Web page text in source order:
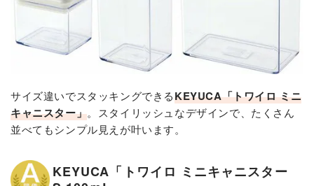
サイズ違いでスタッキングできるKEYUCA「トワイロ ミニ
キャニスター」。スタイリッシュなデザインで、たくさん
並べてもシンプル見えが叶います。
KEYUCA「トワイロ ミニキャニスター